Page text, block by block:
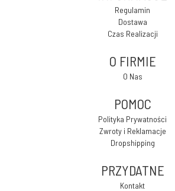
Regulamin
Dostawa
Czas Realizacji
O FIRMIE
O Nas
POMOC
Polityka Prywatności
Zwroty i Reklamacje
Dropshipping
PRZYDATNE
Kontakt